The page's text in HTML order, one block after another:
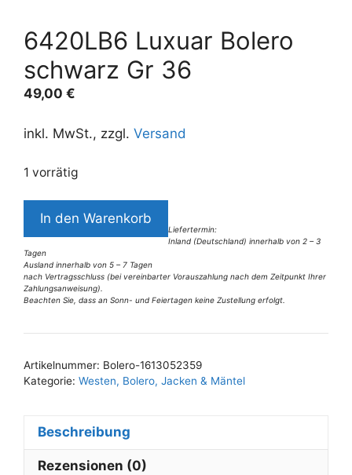
6420LB6 Luxuar Bolero
schwarz Gr 36
49,00 €
inkl. MwSt., zzgl. Versand
1 vorrätig
Luxuar
Bolero
schwarz
Gr
36
In den Warenkorb
Liefertermin:
Inland (Deutschland) innerhalb von 2 – 3
Tagen
Ausland innerhalb von 5 – 7 Tagen
nach Vertragsschluss (bei vereinbarter Vorauszahlung nach dem Zeitpunkt Ihrer
Zahlungsanweisung).
Beachten Sie, dass an Sonn- und Feiertagen keine Zustellung erfolgt.
l
e
t
Artikelnummer: Bolero-1613052359
Kategorie: Westen, Bolero, Jacken & Mäntel
Beschreibung
Rezensionen (0)